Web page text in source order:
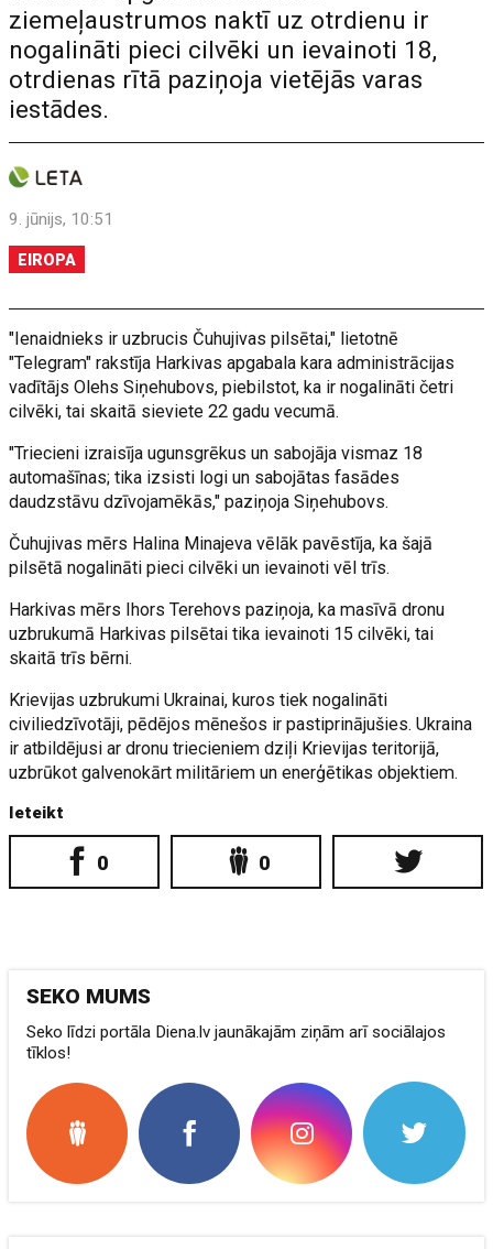
ziemeļaustrumos naktī uz otrdienu ir
nogalināti pieci cilvēki un ievainoti 18,
otrdienas rītā paziņoja vietējās varas
iestādes.
9. jūnijs, 10:51
EIROPA
"Ienaidnieks ir uzbrucis Čuhujivas pilsētai," lietotnē
"Telegram" rakstīja Harkivas apgabala kara administrācijas
vadītājs Olehs Siņehubovs, piebilstot, ka ir nogalināti četri
cilvēki, tai skaitā sieviete 22 gadu vecumā.
"Triecieni izraisīja ugunsgrēkus un sabojāja vismaz 18
automašīnas; tika izsisti logi un sabojātas fasādes
daudzstāvu dzīvojamēkās," paziņoja Siņehubovs.
Čuhujivas mērs Halina Minajeva vēlāk pavēstīja, ka šajā
pilsētā nogalināti pieci cilvēki un ievainoti vēl trīs.
Harkivas mērs Ihors Terehovs paziņoja, ka masīvā dronu
uzbrukumā Harkivas pilsētai tika ievainoti 15 cilvēki, tai
skaitā trīs bērni.
Krievijas uzbrukumi Ukrainai, kuros tiek nogalināti
civiliedzīvotāji, pēdējos mēnešos ir pastiprinājušies. Ukraina
ir atbildējusi ar dronu triecieniem dziļi Krievijas teritorijā,
uzbrūkot galvenokārt militāriem un enerģētikas objektiem.
Ieteikt
0 0
SEKO MUMS
Seko līdzi portāla Diena.lv jaunākajām ziņām arī sociālajos
tīklos!